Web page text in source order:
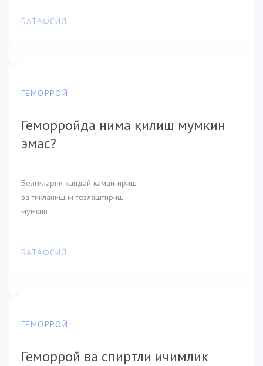
БАТАФСИЛ
ГЕМОРРОЙ
Геморройда нима қилиш мумкин
эмас?
Белгиларни қандай камайтириш
ва тикланишни тезлаштириш
мумкин
БАТАФСИЛ
ГЕМОРРОЙ
Геморрой ва спиртли ичимлик